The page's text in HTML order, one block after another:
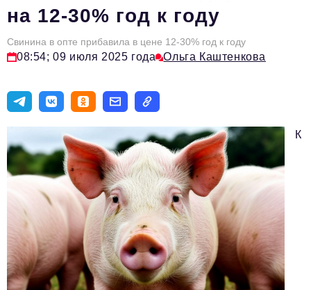
Персона номера
Юридический практикум
Туризм
ОПК
Эксперты
Авторские материалы
Видео
Телефон редакции:+7 495 727-01-67
Электронные почты редакции:
на 12-30% год к году
Свинина в опте прибавила в цене 12-30% год к году
08:54; 09 июля 2025 года Ольга Каштенкова
К